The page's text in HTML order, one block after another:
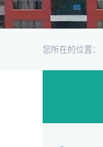
您所在的位置：